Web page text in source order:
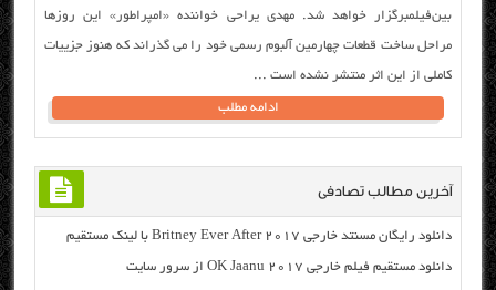
بین‌فیلمبرگزار خواهد شد. مهدی یراحی خواننده «امپراطور» این روزها
مراحل ساخت قطعات چهارمین آلبوم رسمی خود را می گذراند که هنوز جزییات
کاملی از این اثر منتشر نشده است ...
ادامه مطلب
آخرین مطالب تصادفی
دانلود رایگان مسنتد خارجی Britney Ever After 2017 با لینک مستقیم
دانلود مستقیم فیلم خارجی OK Jaanu 2017 از سرور سایت